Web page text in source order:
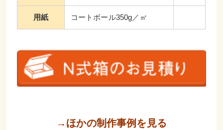
用紙 コートボール350g／㎡
→ほかの制作事例を見る